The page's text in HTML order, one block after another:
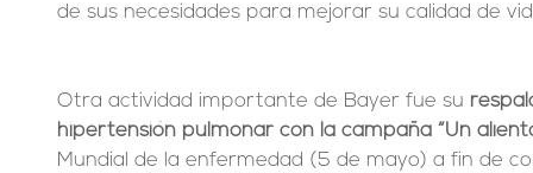
de sus necesidades para mejorar su calidad de
Otra actividad importante de Bayer fue su
hipertensión pulmonar con la campaña “Un
Mundial de la enfermedad (5 de mayo) a fin de